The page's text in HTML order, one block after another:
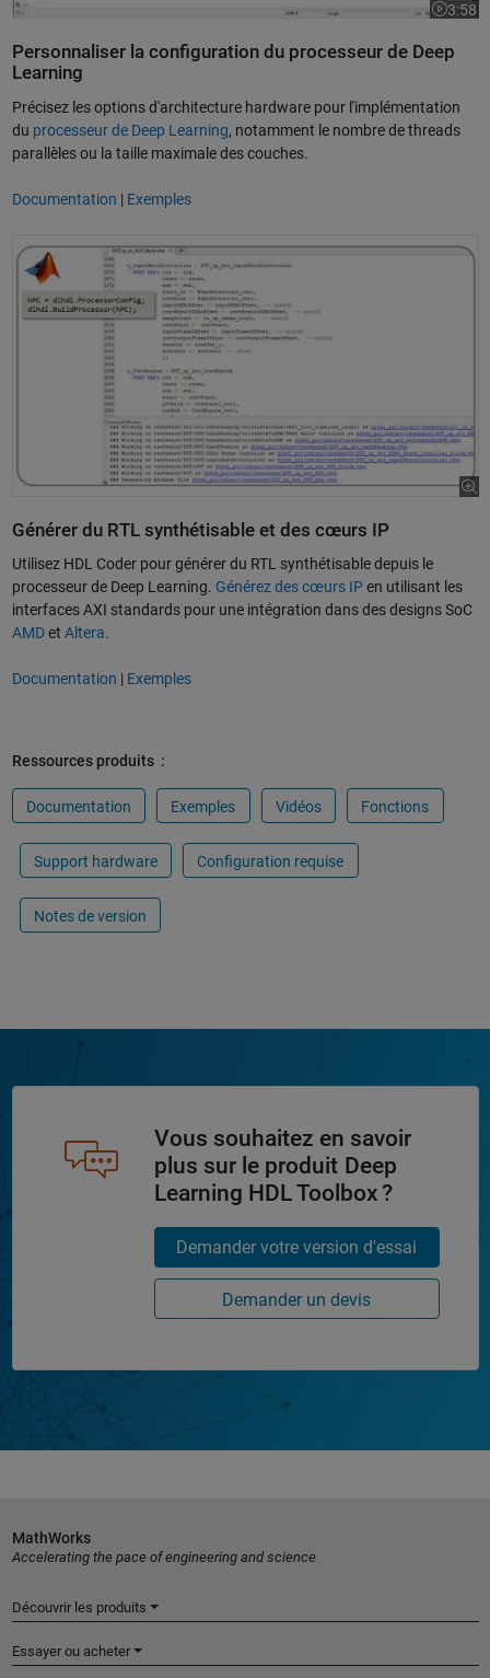
3:58
La
Personnaliser la configuration du processeur de Deep
Learning
Précisez les options d'architecture hardware pour l'implémentation
du processeur de Deep Learning, notamment le nombre de threads
parallèles ou la taille maximale des couches.
Documentation | Exemples
Générer du RTL synthétisable et des cœurs IP
Utilisez HDL Coder pour générer du RTL synthétisable depuis le
processeur de Deep Learning. Générez des cœurs IPen utilisant les
interfaces AXI standards pour une intégration dans des designs SoC
AMDet Altera.
Documentation | Exemples
Ressources produits :
Documentation Exemples Vidéos Fonctions
Support hardware Configuration requise
Notes de version
Vous souhaitez en savoir
plus sur le produit Deep
Learning HDL Toolbox ?
Demander votre version d'essai
Demander un devis
MathWorks
Accelerating the pace of engineering and science
Découvrir les produits
Essayer ou acheter